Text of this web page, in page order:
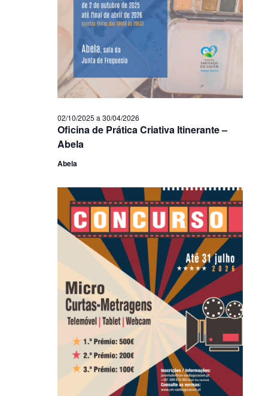
Oficina de Prática Criativa Itinerante –
Abela
02/10/2025 a 30/04/2026
Abela